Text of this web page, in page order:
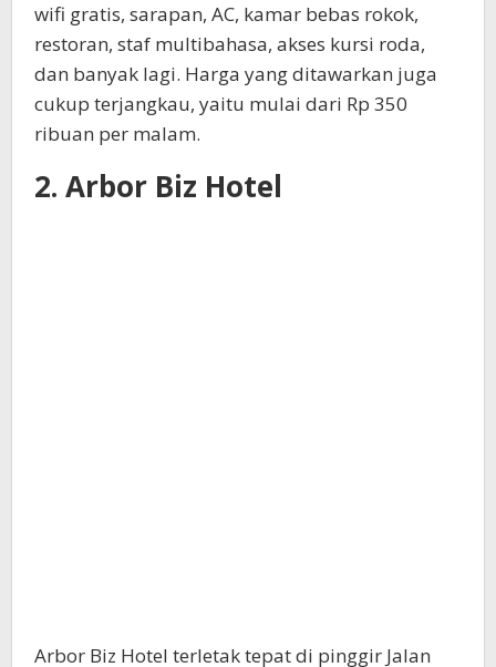
wifi gratis, sarapan, AC, kamar bebas rokok,
restoran, staf multibahasa, akses kursi roda,
dan banyak lagi. Harga yang ditawarkan juga
cukup terjangkau, yaitu mulai dari Rp 350
ribuan per malam.
2. Arbor Biz Hotel
Arbor Biz Hotel terletak tepat di pinggir Jalan